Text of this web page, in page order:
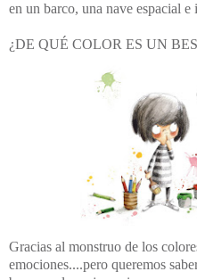
en un barco, una nave espacial
¿DE QUÉ COLOR ES UN
Gracias al monstruo de los
emociones....pero queremos